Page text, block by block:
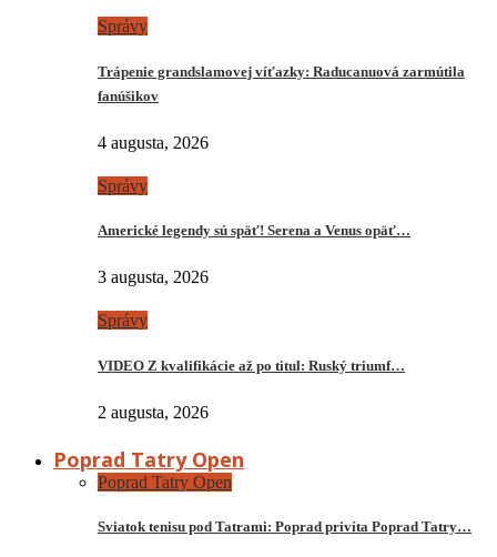
Správy
Trápenie grandslamovej víťazky: Raducanuová zarmútila
fanúšikov
4 augusta, 2026
Správy
Americké legendy sú späť! Serena a Venus opäť…
3 augusta, 2026
Správy
VIDEO Z kvalifikácie až po titul: Ruský triumf…
2 augusta, 2026
Poprad Tatry Open
Poprad Tatry Open
Sviatok tenisu pod Tatrami: Poprad privíta Poprad Tatry…